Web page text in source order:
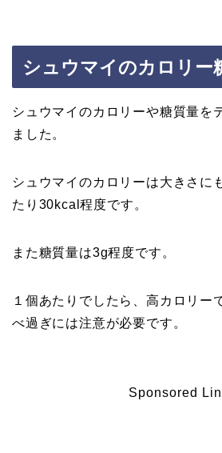
シュウマイのカロリー
シュウマイのカロリーや糖質量を
ました。
シュウマイのカロリーは大きさに
たり30kcal程度です。
また糖質量は3g程度です。
１個あたりでしたら、高カロリー
べ過ぎには注意が必要です。
Sponsored